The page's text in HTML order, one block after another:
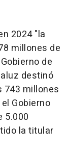
2024 "la
millones de
de
destinó
743 millones
Gobierno
5.000
la titular